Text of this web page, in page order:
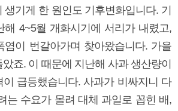
생기게 한 원인도 기후변화입니다. 기
해 4~5월 개화시기에 서리가 내렸고,
염이 번갈아가며 찾아왔습니다. 가을
죠. 이 때문에 지난해 사과 생산량이
이 급등했습니다. 사과가 비싸지니 다
는 수요가 몰려 대체 과일로 꼽힌 배,